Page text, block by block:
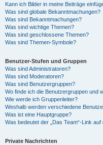
Kann ich Bilder in meine Beiträge
Was sind globale Bekanntmachungen?
Was sind Bekanntmachungen?
Was sind wichtige Themen?
Was sind geschlossene Themen?
Was sind Themen-Symbole?
Benutzer-Stufen und Gruppen
Was sind Administratoren?
Was sind Moderatoren?
Was sind Benutzergruppen?
Wo finde ich die Benutzergruppen und
Wie werde ich Gruppenleiter?
Weshalb werden verschiedene
Was ist eine Hauptgruppe?
Was bedeutet der „Das Team“-Link
Private Nachrichten